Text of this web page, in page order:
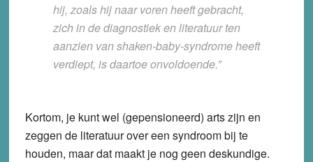
hij, zoals hij naar voren heeft gebracht,
zich in de diagnostiek en literatuur ten
aanzien van shaken-baby-syndrome heeft
verdiept, is daartoe onvoldoende.”
Kortom, je kunt wel (gepensioneerd) arts zijn en
zeggen de literatuur over een syndroom bij te
houden, maar dat maakt je nog geen deskundige.